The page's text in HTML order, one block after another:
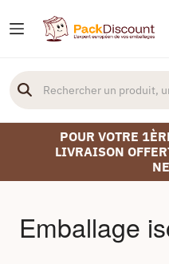
POUR VOTRE
LIVRAISON
Emballage